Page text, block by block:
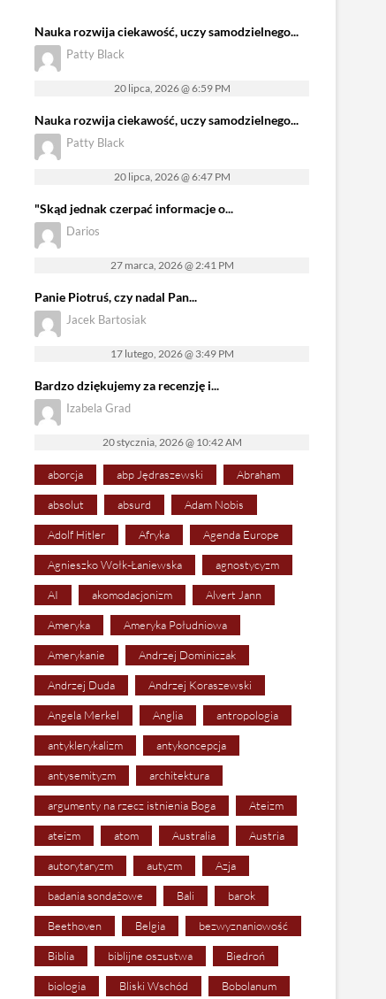
Nauka rozwija ciekawość, uczy samodzielnego...
Patty Black
20 lipca, 2026 @ 6:59 PM
Nauka rozwija ciekawość, uczy samodzielnego...
Patty Black
20 lipca, 2026 @ 6:47 PM
"Skąd jednak czerpać informacje o...
Darios
27 marca, 2026 @ 2:41 PM
Panie Piotruś, czy nadal Pan...
Jacek Bartosiak
17 lutego, 2026 @ 3:49 PM
Bardzo dziękujemy za recenzję i...
Izabela Grad
20 stycznia, 2026 @ 10:42 AM
aborcja abp Jędraszewski Abraham
absolut absurd Adam Nobis
Adolf Hitler Afryka Agenda Europe
Agnieszko Wołk-Łaniewska agnostycyzm
AI akomodacjonizm Alvert Jann
Ameryka Ameryka Południowa
Amerykanie Andrzej Dominiczak
Andrzej Duda Andrzej Koraszewski
Angela Merkel Anglia antropologia
antyklerykalizm antykoncepcja
antysemityzm architektura
argumenty na rzecz istnienia Boga Ateizm
ateizm atom Australia Austria
autorytaryzm autyzm Azja
badania sondażowe Bali barok
Beethoven Belgia bezwyznaniowość
Biblia biblijne oszustwa Biedroń
biologia Bliski Wschód Bobolanum